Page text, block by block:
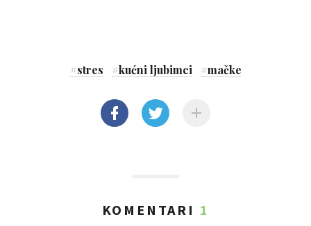
#stres #kućni ljubimci #mačke
KOMENTARI 1